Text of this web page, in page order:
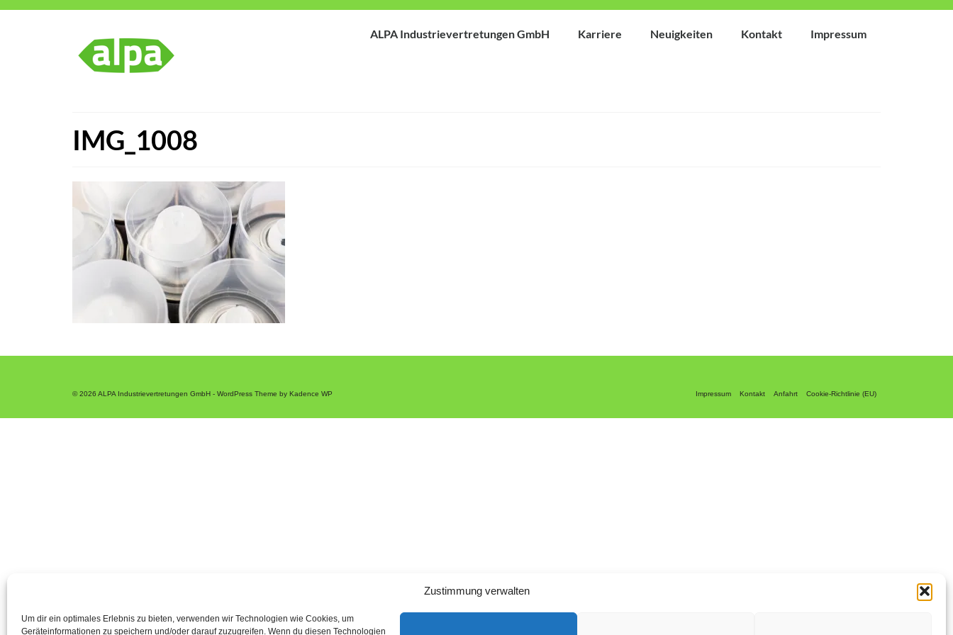
Zustimmung verwalten
Um dir ein optimales Erlebnis zu bieten, verwenden wir Technologien wie Cookies, um
Geräteinformationen zu speichern und/oder darauf zuzugreifen. Wenn du diesen Technologien
ALPA Industrievertretungen GmbH Karriere Neuigkeiten Kontakt Impressum
IMG_1008
Impressum Kontakt Anfahrt Cookie-Richtlinie (EU)
© 2026 ALPA Industrievertretungen GmbH - WordPress Theme by Kadence WP